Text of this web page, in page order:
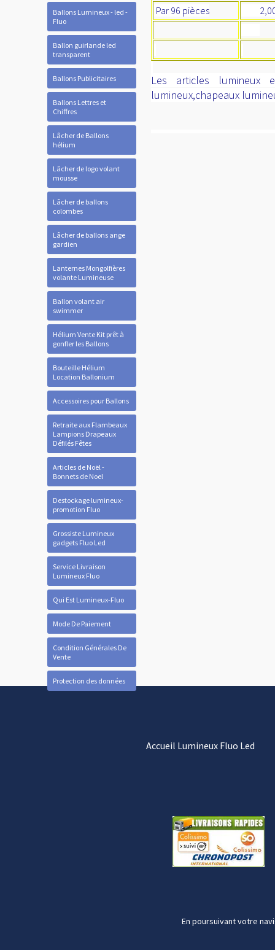
Ballons Lumineux - led -
Fluo
Ballon guirlande led
transparent
Ballons Publicitaires
Ballons Lettres et
Chiffres
Lâcher de Ballons
hélium
Lâcher de logo volant
mousse
Lâcher de ballons
colombes
Lâcher de ballons ange
gardien
Lanternes Mongolfières
volante Lumineuse
Ballon volant air
swimmer
Hélium Vente Kit prêt à
gonfler les Ballons
Bouteille Hélium
Location Ballonium
Accessoires pour Ballons
Retraite aux Flambeaux
Lampions Drapeaux
Défilés Fêtes
Articles de Noël -
Bonnets de Noel
Destockage lumineux-
promotion Fluo
Grossiste Lumineux
gadgets Fluo Led
Service Livraison
Lumineux Fluo
Qui Est Lumineux-Fluo
Mode De Paiement
Condition Générales De
Vente
Protection des données
Accueil Lumineux Fluo Led
En poursuivant votre
Par 96 pièces
Les articles lumineux
lumineux,chapeaux